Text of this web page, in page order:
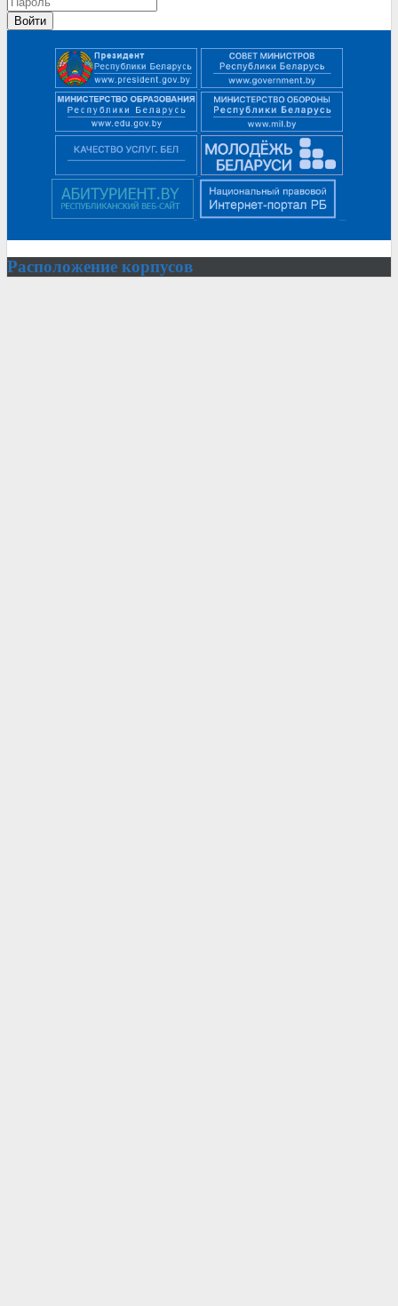
Войти
Расположение корпусов